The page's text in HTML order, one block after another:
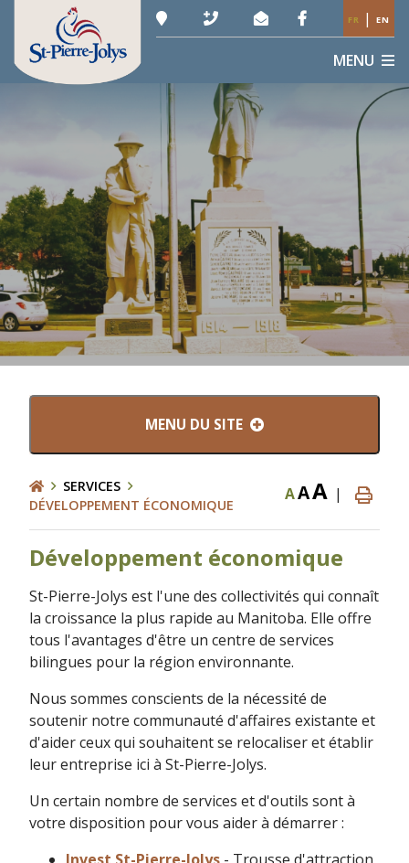
FR | EN
MENU
MENU DU SITE
SERVICES
DÉVELOPPEMENT ÉCONOMIQUE
AAA |
Développement économique
St-Pierre-Jolys est l'une des collectivités qui connaît
la croissance la plus rapide au Manitoba. Elle offre
tous l'avantages d'être un centre de services
bilingues pour la région environnante.
Nous sommes conscients de la nécessité de
soutenir notre communauté d'affaires existante et
d'aider ceux qui souhaitent se relocaliser et établir
leur entreprise ici à St-Pierre-Jolys.
Un certain nombre de services et d'outils sont à
votre disposition pour vous aider à démarrer :